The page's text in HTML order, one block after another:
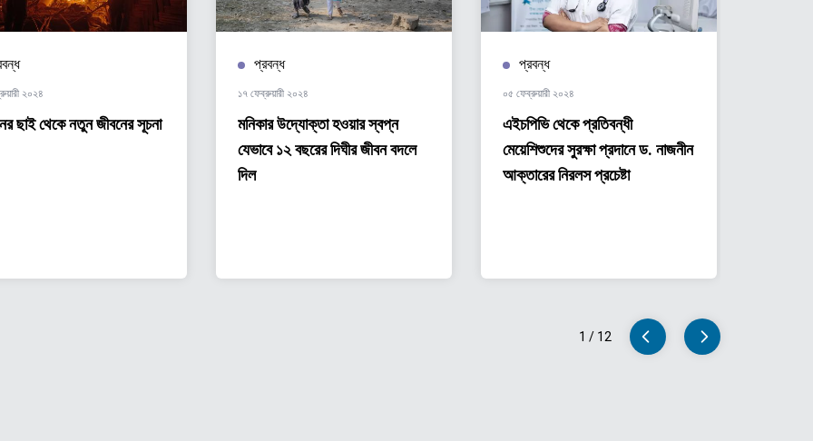
২০২৪
ছাই থেকে নতুন জীবনের সূচনা
প্রবন্ধ
১৭ ফেব্রুয়ারী ২০২৪
মনিকার উদ্যোক্তা হওয়ার স্বপ্ন
যেভাবে ১২ বছরের দিঘীর জীবন বদলে
দিল
প্রবন্ধ
০৫ ফেব্রুয়ারী ২০২৪
এইচপিভি থেকে প্রতিবন্ধী
মেয়েশিশুদের সুরক্ষা প্রদানে ড. নাজনীন
আক্তারের নিরলস প্রচেষ্টা
1 / 12